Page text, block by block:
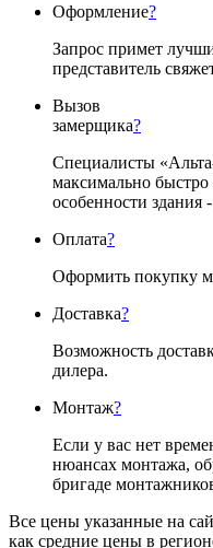
Оформление?
Запрос примет
представитель
Вызов
замерщика?
Специалисты
максимально быстро
особенности здания
Оплата?
Оформить покупку
Доставка?
Возможность
дилера.
Монтаж?
Если у вас нет
нюансах монтажа,
бригаде
Все цены указанные на
как средние цены в